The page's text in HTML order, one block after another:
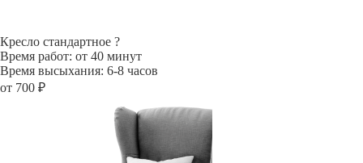
Кресло стандартное ?
Время работ: от 40 минут
Время высыхания: 6-8 часов
от 700 ₽